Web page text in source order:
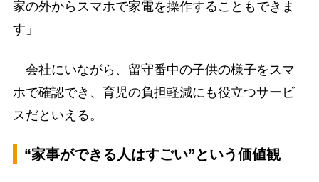
家の外からスマホで家電を操作することもできま
す」
会社にいながら、留守番中の子供の様子をスマ
ホで確認でき、育児の負担軽減にも役立つサービ
スだといえる。
“家事ができる人はすごい”という価値観